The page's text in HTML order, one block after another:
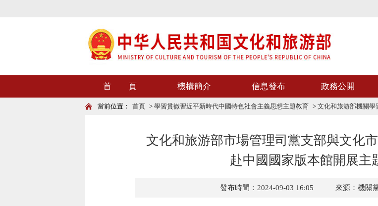
首 頁 機構簡介 信息發布 政務公開
當前位置： 首頁 > 學習貫徹習近平新時代中國特色社會主義思想主題教育 > 文化和旅游部機關學
文化和旅游部市場管理司黨支部與文化
赴中國國家版本館開展主
發布時間：2024-09-03 16:05 來源：機關